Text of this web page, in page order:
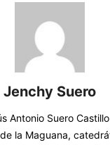
Jenchy Suero
Antonio Suero
la Maguana,